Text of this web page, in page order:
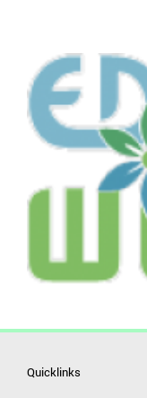
Quicklinks